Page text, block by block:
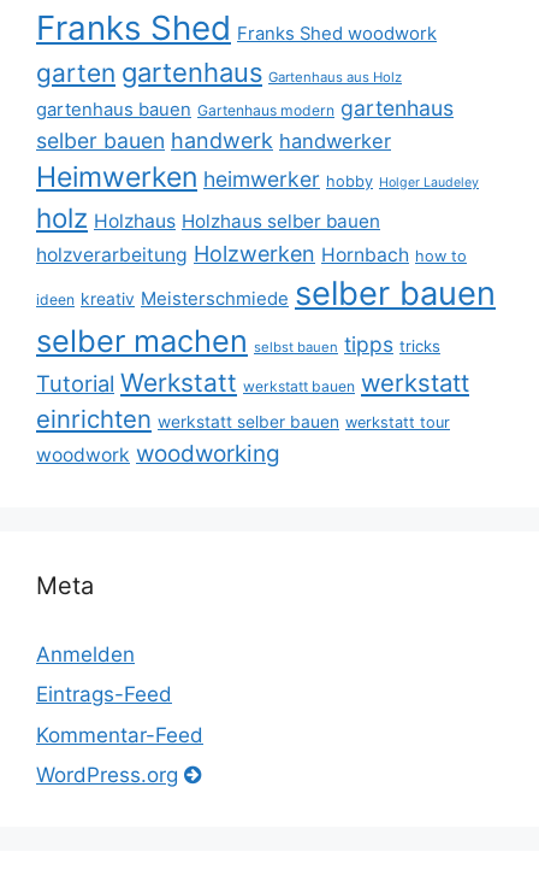
Franks Shed Franks Shed woodwork
garten gartenhaus Gartenhaus aus Holz
gartenhaus bauen Gartenhaus modern gartenhaus
selber bauen handwerk handwerker
Heimwerken heimwerker hobby Holger Laudeley
holz Holzhaus Holzhaus selber bauen
holzverarbeitung Holzwerken Hornbach how to
ideen kreativ Meisterschmiede selber bauen
selber machen selbst bauen tipps tricks
Tutorial Werkstatt werkstatt bauen werkstatt
einrichten werkstatt selber bauen werkstatt tour
woodwork woodworking
Meta
Anmelden
Eintrags-Feed
Kommentar-Feed
WordPress.org